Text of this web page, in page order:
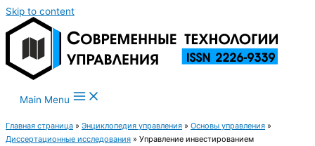
Skip to content
Main Menu
Главная страница » Энциклопедия управления » Основы управления »
Диссертационные исследования » Управление инвестированием